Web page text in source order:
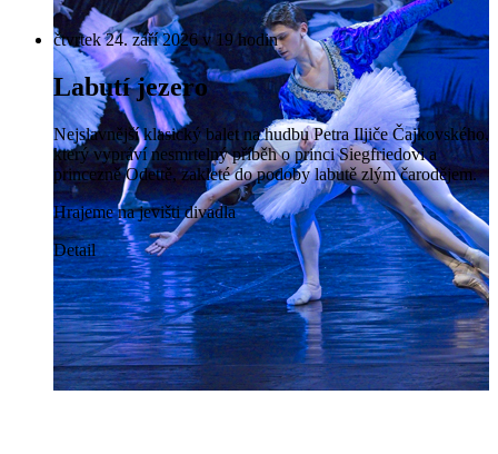
čtvrtek 24. září 2026 v 19 hodin
Labutí jezero
Nejslavnější klasický balet na hudbu Petra Iljiče Čajkovského,
který vypráví nesmrtelný příběh o princi Siegfriedovi a
princezně Odettě, zakleté do podoby labutě zlým čarodějem.
Hrajeme na jevišti divadla
Detail